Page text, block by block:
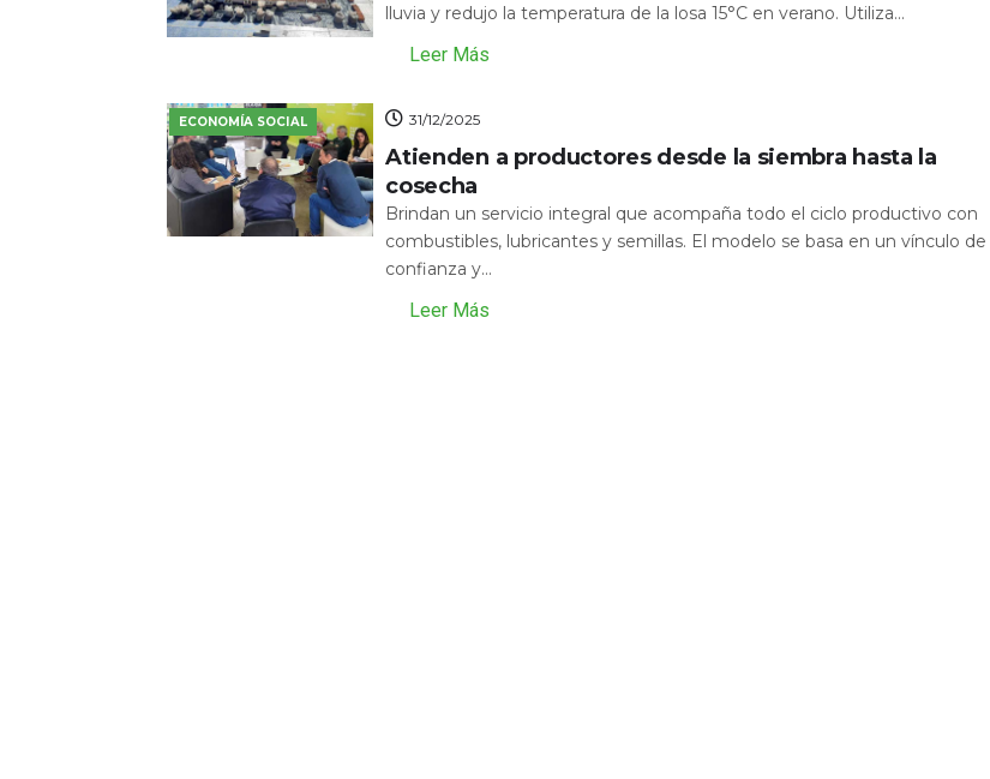
lluvia y redujo la temperatura de la losa 15°C en verano. Utiliza...
Leer Más
ECONOMÍA SOCIAL 31/12/2025
Atienden a productores desde la siembra hasta la
cosecha
Brindan un servicio integral que acompaña todo el ciclo productivo con
combustibles, lubricantes y semillas. El modelo se basa en un vínculo de
confianza y...
Leer Más